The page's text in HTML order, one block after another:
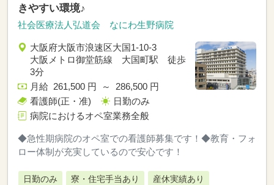
きやすい環境♪
社会医療法人弘道会 なにわ生野病院
大阪府大阪市浪速区大国1-10-3
大阪メトロ御堂筋線 大国町駅 徒歩
3分
月給 261,500 円 ～ 286,500 円
看護師(正・准)
日勤のみ
病院におけるオペ室業務全般
◆急性期病院のオペ室での看護師募集です！◆教育・フォ
ロー体制が充実しているので安心です！
日勤のみ 寮・住宅手当あり 産休実績あり